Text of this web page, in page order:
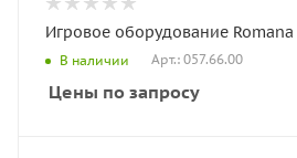
Игровое оборудование Romana
В наличии Арт.: 057.66.00
Цены по запросу